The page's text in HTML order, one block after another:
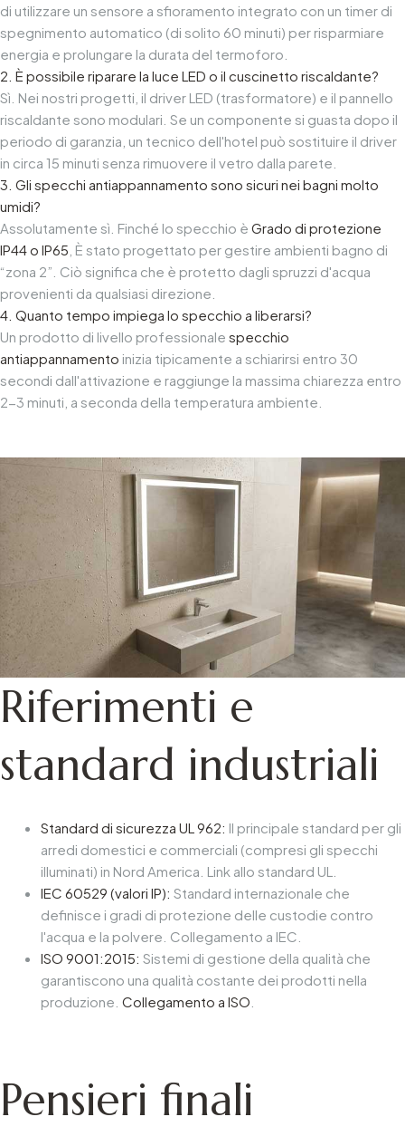
di utilizzare un sensore a sfioramento integrato con un timer di
spegnimento automatico (di solito 60 minuti) per risparmiare
energia e prolungare la durata del termoforo.
2. È possibile riparare la luce LED o il cuscinetto riscaldante?
Sì. Nei nostri progetti, il driver LED (trasformatore) e il pannello
riscaldante sono modulari. Se un componente si guasta dopo il
periodo di garanzia, un tecnico dell'hotel può sostituire il driver
in circa 15 minuti senza rimuovere il vetro dalla parete.
3. Gli specchi antiappannamento sono sicuri nei bagni molto
umidi?
Assolutamente sì. Finché lo specchio è Grado di protezione
IP44 o IP65 , È stato progettato per gestire ambienti bagno di
“zona 2”. Ciò significa che è protetto dagli spruzzi d'acqua
provenienti da qualsiasi direzione.
4. Quanto tempo impiega lo specchio a liberarsi?
Un prodotto di livello professionale specchio
antiappannamento inizia tipicamente a schiarirsi entro 30
secondi dall'attivazione e raggiunge la massima chiarezza entro
2-3 minuti, a seconda della temperatura ambiente.
Riferimenti e
standard industriali
Standard di sicurezza UL 962: Il principale standard per gli
arredi domestici e commerciali (compresi gli specchi
illuminati) in Nord America. Link allo standard UL.
IEC 60529 (valori IP): Standard internazionale che
definisce i gradi di protezione delle custodie contro
l'acqua e la polvere. Collegamento a IEC.
ISO 9001:2015: Sistemi di gestione della qualità che
garantiscono una qualità costante dei prodotti nella
produzione. Collegamento a ISO
Pensieri finali